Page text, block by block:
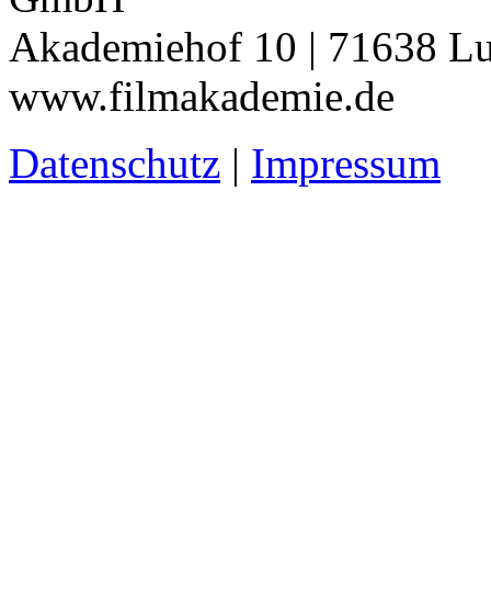
Akademiehof 10 | 71638
www.filmakademie.de
Datenschutz | Impressum